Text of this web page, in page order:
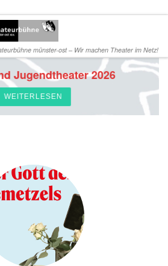
münster-ost – Wir machen Theater im Netz!
Jugendtheater 2026
WEITERLESEN